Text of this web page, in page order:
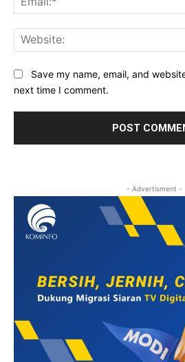
Save my name, email, and
next time I comment.
- Advertisment -